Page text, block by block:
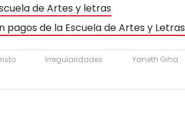
de Artes y letras
de la Escuela de Artes y Letras
Irregularidades
Yaneth Giha